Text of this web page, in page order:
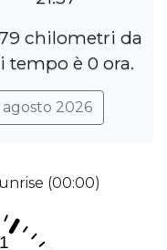
chilometri da
tempo è 0 ora.
2026
(00:00)